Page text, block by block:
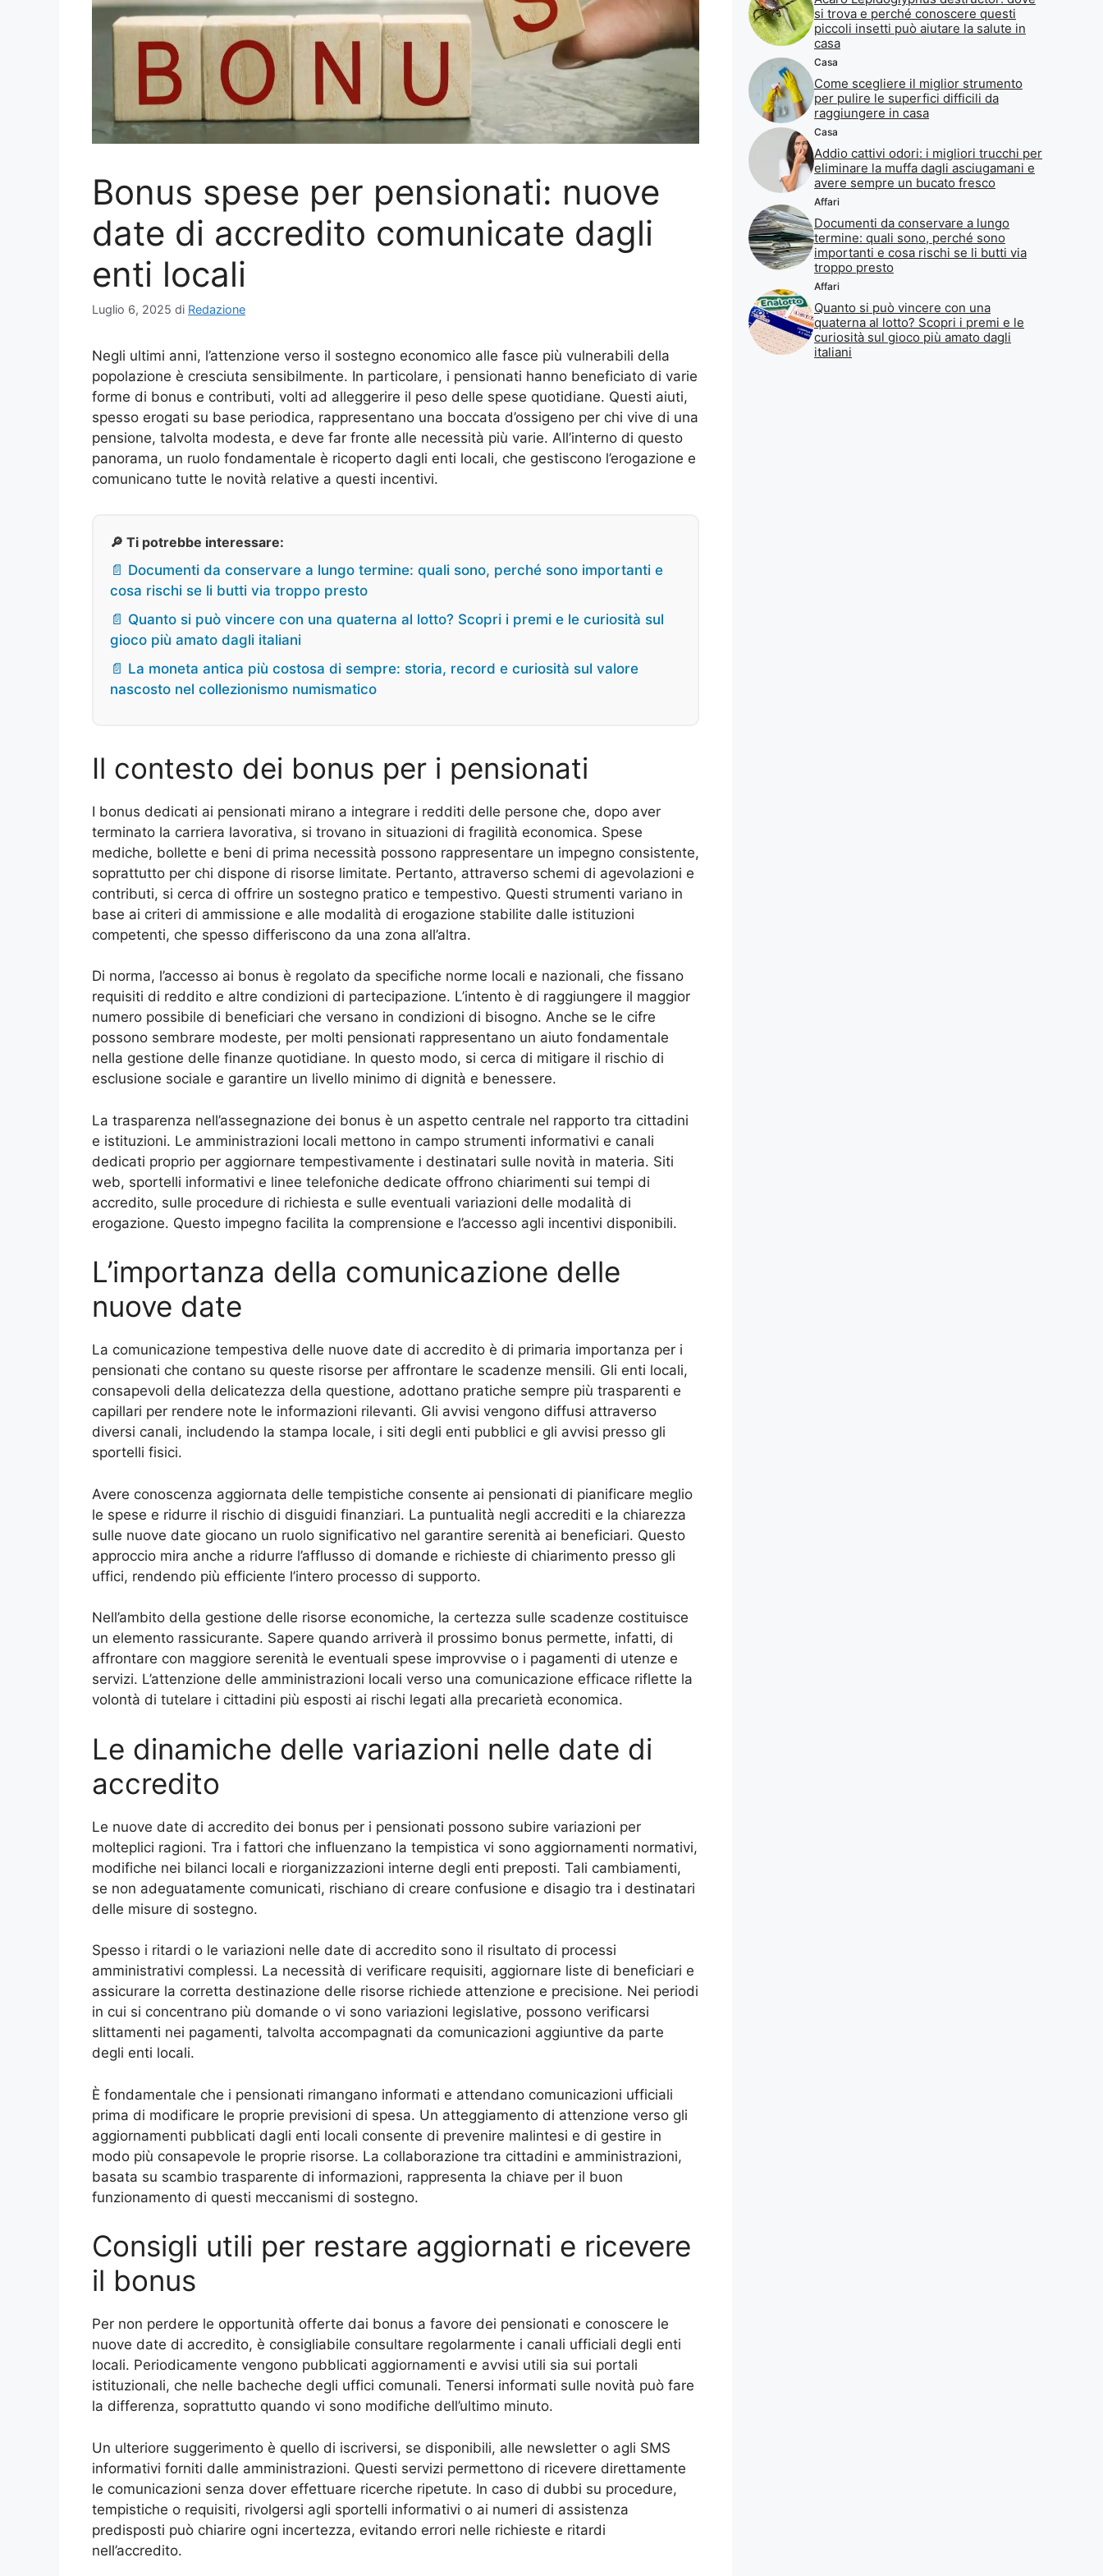
Bonus spese per pensionati: nuove
date di accredito comunicate dagli
enti locali
Luglio 6, 2025 di Redazione
Negli ultimi anni, l’attenzione verso il sostegno economico alle fasce più vulnerabili della
popolazione è cresciuta sensibilmente. In particolare, i pensionati hanno beneficiato di varie
forme di bonus e contributi, volti ad alleggerire il peso delle spese quotidiane. Questi aiuti,
spesso erogati su base periodica, rappresentano una boccata d’ossigeno per chi vive di una
pensione, talvolta modesta, e deve far fronte alle necessità più varie. All’interno di questo
panorama, un ruolo fondamentale è ricoperto dagli enti locali, che gestiscono l’erogazione e
comunicano tutte le novità relative a questi incentivi.
🔎 Ti potrebbe interessare:
📄 Documenti da conservare a lungo termine: quali sono, perché sono importanti e
cosa rischi se li butti via troppo presto
📄 Quanto si può vincere con una quaterna al lotto? Scopri i premi e le curiosità sul
gioco più amato dagli italiani
📄 La moneta antica più costosa di sempre: storia, record e curiosità sul valore
nascosto nel collezionismo numismatico
Il contesto dei bonus per i pensionati
I bonus dedicati ai pensionati mirano a integrare i redditi delle persone che, dopo aver
terminato la carriera lavorativa, si trovano in situazioni di fragilità economica. Spese
mediche, bollette e beni di prima necessità possono rappresentare un impegno consistente,
soprattutto per chi dispone di risorse limitate. Pertanto, attraverso schemi di agevolazioni e
contributi, si cerca di offrire un sostegno pratico e tempestivo. Questi strumenti variano in
base ai criteri di ammissione e alle modalità di erogazione stabilite dalle istituzioni
competenti, che spesso differiscono da una zona all’altra.
Di norma, l’accesso ai bonus è regolato da specifiche norme locali e nazionali, che fissano
requisiti di reddito e altre condizioni di partecipazione. L’intento è di raggiungere il maggior
numero possibile di beneficiari che versano in condizioni di bisogno. Anche se le cifre
possono sembrare modeste, per molti pensionati rappresentano un aiuto fondamentale
nella gestione delle finanze quotidiane. In questo modo, si cerca di mitigare il rischio di
esclusione sociale e garantire un livello minimo di dignità e benessere.
La trasparenza nell’assegnazione dei bonus è un aspetto centrale nel rapporto tra cittadini
e istituzioni. Le amministrazioni locali mettono in campo strumenti informativi e canali
dedicati proprio per aggiornare tempestivamente i destinatari sulle novità in materia. Siti
web, sportelli informativi e linee telefoniche dedicate offrono chiarimenti sui tempi di
accredito, sulle procedure di richiesta e sulle eventuali variazioni delle modalità di
erogazione. Questo impegno facilita la comprensione e l’accesso agli incentivi disponibili.
L’importanza della comunicazione delle
nuove date
La comunicazione tempestiva delle nuove date di accredito è di primaria importanza per i
pensionati che contano su queste risorse per affrontare le scadenze mensili. Gli enti locali,
consapevoli della delicatezza della questione, adottano pratiche sempre più trasparenti e
capillari per rendere note le informazioni rilevanti. Gli avvisi vengono diffusi attraverso
diversi canali, includendo la stampa locale, i siti degli enti pubblici e gli avvisi presso gli
sportelli fisici.
Avere conoscenza aggiornata delle tempistiche consente ai pensionati di pianificare meglio
le spese e ridurre il rischio di disguidi finanziari. La puntualità negli accrediti e la chiarezza
sulle nuove date giocano un ruolo significativo nel garantire serenità ai beneficiari. Questo
approccio mira anche a ridurre l’afflusso di domande e richieste di chiarimento presso gli
uffici, rendendo più efficiente l’intero processo di supporto.
Nell’ambito della gestione delle risorse economiche, la certezza sulle scadenze costituisce
un elemento rassicurante. Sapere quando arriverà il prossimo bonus permette, infatti, di
affrontare con maggiore serenità le eventuali spese improvvise o i pagamenti di utenze e
servizi. L’attenzione delle amministrazioni locali verso una comunicazione efficace riflette la
volontà di tutelare i cittadini più esposti ai rischi legati alla precarietà economica.
Le dinamiche delle variazioni nelle date di
accredito
Le nuove date di accredito dei bonus per i pensionati possono subire variazioni per
molteplici ragioni. Tra i fattori che influenzano la tempistica vi sono aggiornamenti normativi,
modifiche nei bilanci locali e riorganizzazioni interne degli enti preposti. Tali cambiamenti,
se non adeguatamente comunicati, rischiano di creare confusione e disagio tra i destinatari
delle misure di sostegno.
Spesso i ritardi o le variazioni nelle date di accredito sono il risultato di processi
amministrativi complessi. La necessità di verificare requisiti, aggiornare liste di beneficiari e
assicurare la corretta destinazione delle risorse richiede attenzione e precisione. Nei periodi
in cui si concentrano più domande o vi sono variazioni legislative, possono verificarsi
slittamenti nei pagamenti, talvolta accompagnati da comunicazioni aggiuntive da parte
degli enti locali.
È fondamentale che i pensionati rimangano informati e attendano comunicazioni ufficiali
prima di modificare le proprie previsioni di spesa. Un atteggiamento di attenzione verso gli
aggiornamenti pubblicati dagli enti locali consente di prevenire malintesi e di gestire in
modo più consapevole le proprie risorse. La collaborazione tra cittadini e amministrazioni,
basata su scambio trasparente di informazioni, rappresenta la chiave per il buon
funzionamento di questi meccanismi di sostegno.
Consigli utili per restare aggiornati e ricevere
il bonus
Per non perdere le opportunità offerte dai bonus a favore dei pensionati e conoscere le
nuove date di accredito, è consigliabile consultare regolarmente i canali ufficiali degli enti
locali. Periodicamente vengono pubblicati aggiornamenti e avvisi utili sia sui portali
istituzionali, che nelle bacheche degli uffici comunali. Tenersi informati sulle novità può fare
la differenza, soprattutto quando vi sono modifiche dell’ultimo minuto.
Un ulteriore suggerimento è quello di iscriversi, se disponibili, alle newsletter o agli SMS
informativi forniti dalle amministrazioni. Questi servizi permettono di ricevere direttamente
le comunicazioni senza dover effettuare ricerche ripetute. In caso di dubbi su procedure,
tempistiche o requisiti, rivolgersi agli sportelli informativi o ai numeri di assistenza
predisposti può chiarire ogni incertezza, evitando errori nelle richieste e ritardi
nell’accredito.
si trova e perché conoscere questi
piccoli insetti può aiutare la salute in
casa
Casa
Come scegliere il miglior strumento
per pulire le superfici difficili da
raggiungere in casa
Casa
Addio cattivi odori: i migliori trucchi per
eliminare la muffa dagli asciugamani e
avere sempre un bucato fresco
Affari
Documenti da conservare a lungo
termine: quali sono, perché sono
importanti e cosa rischi se li butti via
troppo presto
Affari
Quanto si può vincere con una
quaterna al lotto? Scopri i premi e le
curiosità sul gioco più amato dagli
italiani